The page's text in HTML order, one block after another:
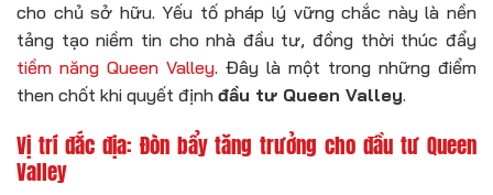
cho chủ sở hữu. Yếu tố pháp lý vững chắc này là nền
tảng tạo niềm tin cho nhà đầu tư, đồng thời thúc đẩy
tiềm năng Queen Valley. Đây là một trong những điểm
then chốt khi quyết định đầu tư Queen Valley.
Vị trí đắc địa: Đòn bẩy tăng trưởng cho đầu tư Queen
Valley